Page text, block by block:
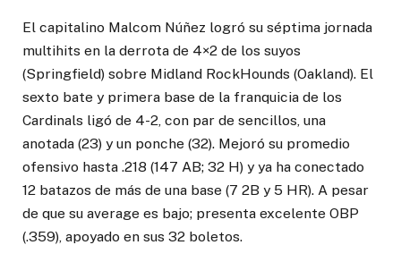
El capitalino Malcom Núñez logró su séptima jornada
multihits en la derrota de 4×2 de los suyos
(Springfield) sobre Midland RockHounds (Oakland). El
sexto bate y primera base de la franquicia de los
Cardinals ligó de 4-2, con par de sencillos, una
anotada (23) y un ponche (32). Mejoró su promedio
ofensivo hasta .218 (147 AB; 32 H) y ya ha conectado
12 batazos de más de una base (7 2B y 5 HR). A pesar
de que su average es bajo; presenta excelente OBP
(.359), apoyado en sus 32 boletos.